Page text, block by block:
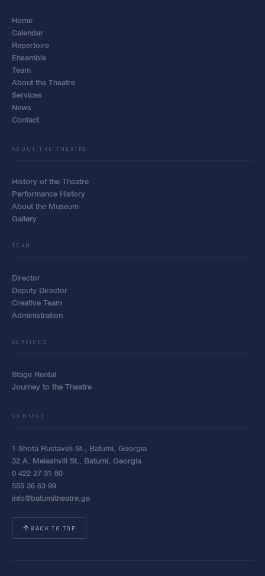
Home
Calendar
Repertoire
Ensemble
Team
About the Theatre
Services
News
Contact
ABOUT THE THEATRE
History of the Theatre
Performance History
About the Museum
Gallery
TEAM
Director
Deputy Director
Creative Team
Administration
SERVICES
Stage Rental
Journey to the Theatre
CONTACT
1 Shota Rustaveli St., Batumi, Georgia
32 A. Melashvili St., Batumi, Georgia
0 422 27 31 80
555 36 63 99
info@batumitheatre.ge
BACK TO TOP